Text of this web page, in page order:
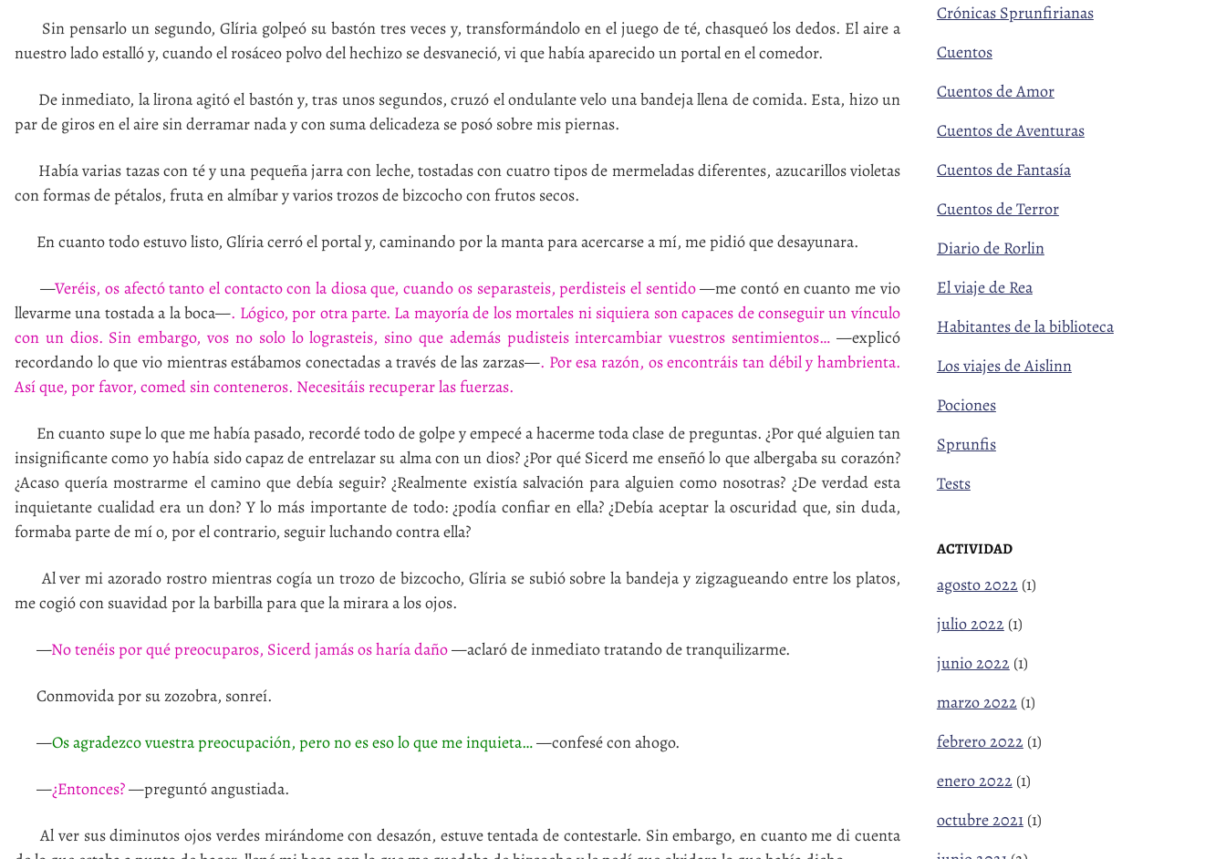
Sin pensarlo un segundo, Glíria golpeó su bastón tres veces y, transformándolo en el juego de té, chasqueó los dedos. El aire a
nuestro lado estalló y, cuando el rosáceo polvo del hechizo se desvaneció, vi que había aparecido un portal en el comedor.
De inmediato, la lirona agitó el bastón y, tras unos segundos, cruzó el ondulante velo una bandeja llena de comida. Esta, hizo un
par de giros en el aire sin derramar nada y con suma delicadeza se posó sobre mis piernas.
Había varias tazas con té y una pequeña jarra con leche, tostadas con cuatro tipos de mermeladas diferentes, azucarillos violetas
con formas de pétalos, fruta en almíbar y varios trozos de bizcocho con frutos secos.
En cuanto todo estuvo listo, Glíria cerró el portal y, caminando por la manta para acercarse a mí, me pidió que desayunara.
—Veréis, os afectó tanto el contacto con la diosa que, cuando os separasteis, perdisteis el sentido—me contó en cuanto me vio
llevarme una tostada a la boca—. Lógico, por otra parte. La mayoría de los mortales ni siquiera son capaces de conseguir un vínculo
con un dios. Sin embargo, vos no solo lo lograsteis, sino que además pudisteis intercambiar vuestros sentimientos… —explicó
recordando lo que vio mientras estábamos conectadas a través de las zarzas—. Por esa razón, os encontráis tan débil y hambrienta.
Así que, por favor, comed sin conteneros. Necesitáis recuperar las fuerzas.
En cuanto supe lo que me había pasado, recordé todo de golpe y empecé a hacerme toda clase de preguntas. ¿Por qué alguien tan
insignificante como yo había sido capaz de entrelazar su alma con un dios? ¿Por qué Sicerd me enseñó lo que albergaba su corazón?
¿Acaso quería mostrarme el camino que debía seguir? ¿Realmente existía salvación para alguien como nosotras? ¿De verdad esta
inquietante cualidad era un don? Y lo más importante de todo: ¿podía confiar en ella? ¿Debía aceptar la oscuridad que, sin duda,
formaba parte de mí o, por el contrario, seguir luchando contra ella?
Al ver mi azorado rostro mientras cogía un trozo de bizcocho, Glíria se subió sobre la bandeja y zigzagueando entre los platos,
me cogió con suavidad por la barbilla para que la mirara a los ojos.
—No tenéis por qué preocuparos, Sicerd jamás os haría daño—aclaró de inmediato tratando de tranquilizarme.
Conmovida por su zozobra, sonreí.
—Os agradezco vuestra preocupación, pero no es eso lo que me inquieta…—confesé con ahogo.
—¿Entonces?—preguntó angustiada.
Al ver sus diminutos ojos verdes mirándome con desazón, estuve tentada de contestarle. Sin embargo, en cuanto me di cuenta
Crónicas Sprunfirianas
Cuentos
Cuentos de Amor
Cuentos de Aventuras
Cuentos de Fantasía
Cuentos de Terror
Diario de Rorlin
El viaje de Rea
Habitantes de la biblioteca
Los viajes de Aislinn
Pociones
Sprunfis
Tests
ACTIVIDAD
agosto 2022 (1)
julio 2022 (1)
junio 2022 (1)
marzo 2022 (1)
febrero 2022 (1)
enero 2022 (1)
octubre 2021(1)